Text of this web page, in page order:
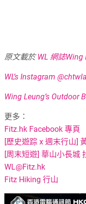
原文載於WL 網誌Wing
WL’s Instagram
Wing Leung’s Outdoor
更多：
Fitz.hk Facebook 專頁
[歷史遊踪 x 週末行山]
[周末短遊] 華山小長城
WL@Fitz.hk
Fitz Hiking 行山